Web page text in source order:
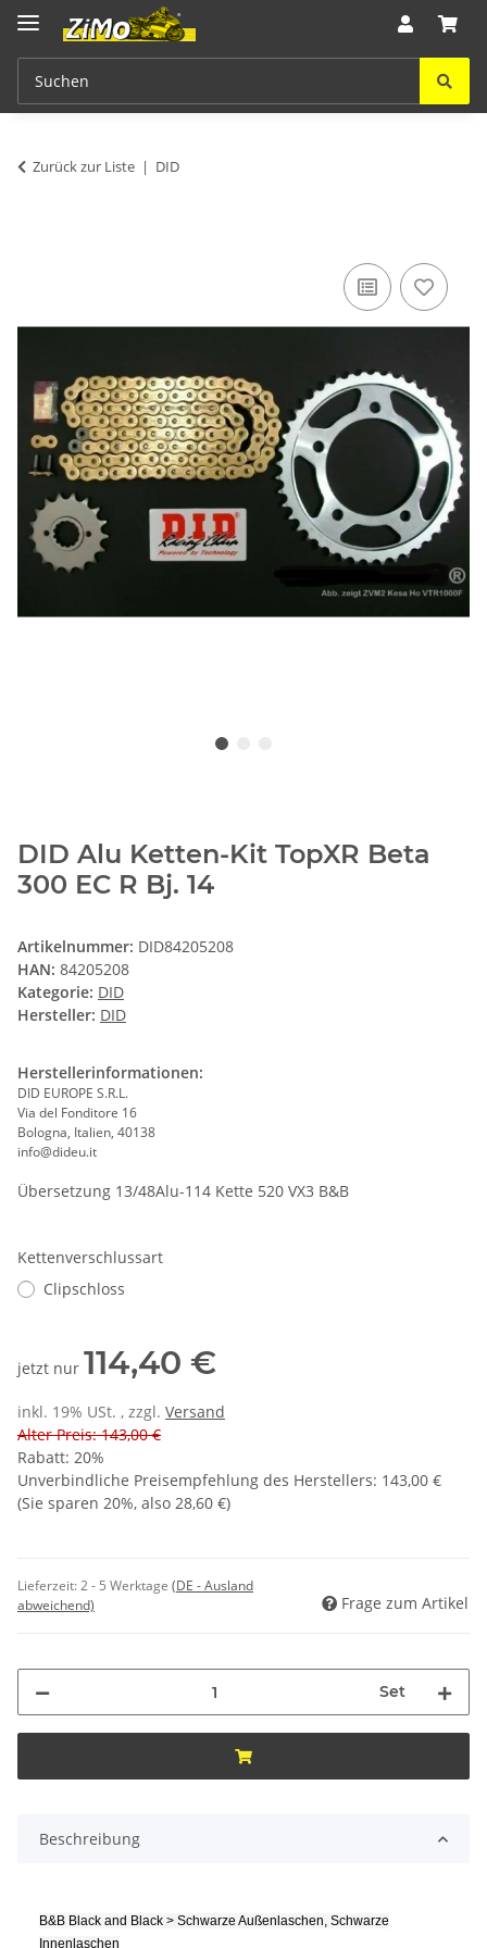
Zurück zur Liste DID
DID Alu Ketten-Kit TopXR Beta
300 EC R Bj. 14
Artikelnummer: DID84205208
HAN: 84205208
Kategorie: DID
Hersteller: DID
Herstellerinformationen:
DID EUROPE S.R.L.
Via del Fonditore 16
Bologna, Italien, 40138
info@dideu.it
Übersetzung 13/48Alu-114 Kette 520 VX3 B&B
Kettenverschlussart
Clipschloss
jetzt nur 114,40 €
inkl. 19% USt. , zzgl. Versand
Alter Preis: 143,00 €
Rabatt: 20%
Unverbindliche Preisempfehlung des Herstellers: 143,00 €
(Sie sparen 20%, also 28,60 €)
Lieferzeit:2 - 5 Werktage (DE - Ausland
abweichend)
Frage zum Artikel
Set
Beschreibung
B&B Black and Black > Schwarze Außenlaschen, Schwarze
Innenlaschen